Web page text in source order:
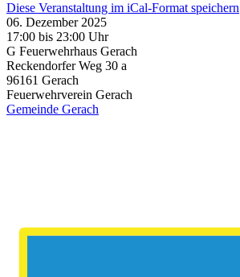
Diese Veranstaltung im iCal-Format speichern
06. Dezember 2025
17:00 bis 23:00 Uhr
G Feuerwehrhaus Gerach
Reckendorfer Weg 30 a
96161 Gerach
Feuerwehrverein Gerach
Gemeinde Gerach